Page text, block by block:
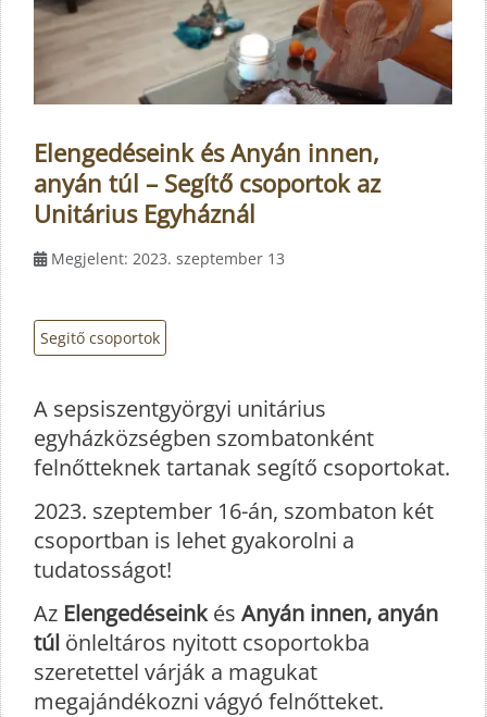
Elengedéseink és Anyán innen,
anyán túl – Segítő csoportok az
Unitárius Egyháznál
Megjelent: 2023. szeptember 13
Segitő csoportok
A sepsiszentgyörgyi unitárius
egyházközségben szombatonként
felnőtteknek tartanak segítő csoportokat.
2023. szeptember 16-án, szombaton két
csoportban is lehet gyakorolni a
tudatosságot!
Az Elengedéseinkés Anyán innen, anyán
túl önleltáros nyitott csoportokba
szeretettel várják a magukat
megajándékozni vágyó felnőtteket.